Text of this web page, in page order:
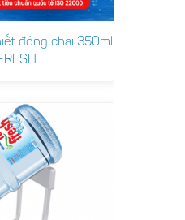
đóng chai 350ml